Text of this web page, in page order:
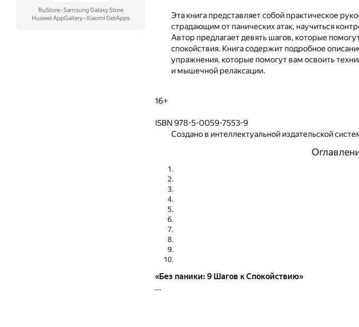
RuStore· Samsung Galaxy Store
Huawei AppGallery· Xiaomi GetApps
Эта книга представляет собой практическое
страдающим от панических атак, научиться
Автор предлагает девять шагов, которые
спокойствия. Книга содержит подробное
упражнения, которые помогут вам освоить
и мышечной релаксации.
16+
ISBN 978-5-0059-7553-9
Создано в интеллектуальной издательской
«Без паники: 9 Шагов к Спокойствию»
...